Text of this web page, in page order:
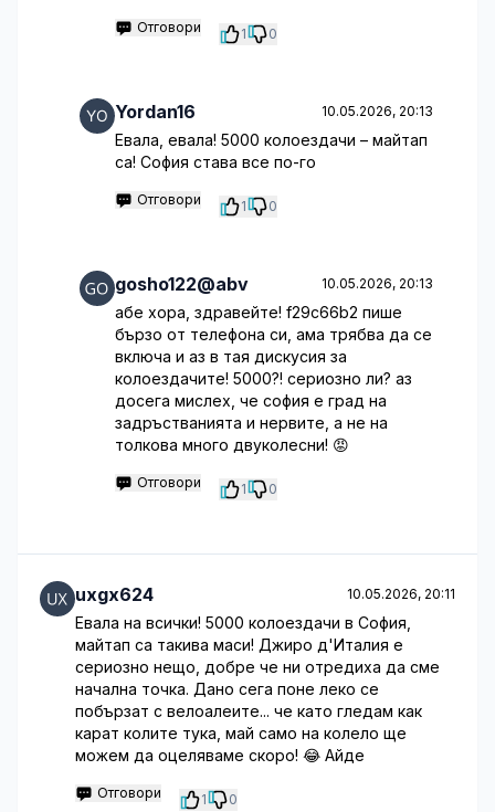
Отговори 1 0
Yordan16 10.05.2026, 20:13
Евала, евала! 5000 колоездачи – майтап
са! София става все по-го
Отговори 1 0
gosho122@abv 10.05.2026, 20:13
абе хора, здравейте! f29c66b2 пише
бързо от телефона си, ама трябва да се
включа и аз в тая дискусия за
колоездачите! 5000?! сериозно ли? аз
досега мислех, че софия е град на
задръстванията и нервите, а не на
толкова много двуколесни! 😡
Отговори 1 0
uxgx624 10.05.2026, 20:11
Евала на всички! 5000 колоездачи в София,
майтап са такива маси! Джиро д'Италия е
сериозно нещо, добре че ни отредиха да сме
начална точка. Дано сега поне леко се
побързат с велоалеите... че като гледам как
карат колите тука, май само на колело ще
можем да оцеляваме скоро! 😂 Айде
Отговори 1 0